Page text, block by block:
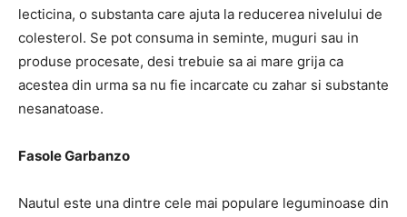
lecticina, o substanta care ajuta la reducerea nivelului de
colesterol. Se pot consuma in seminte, muguri sau in
produse procesate, desi trebuie sa ai mare grija ca
acestea din urma sa nu fie incarcate cu zahar si substante
nesanatoase.
Fasole Garbanzo
Nautul este una dintre cele mai populare leguminoase din